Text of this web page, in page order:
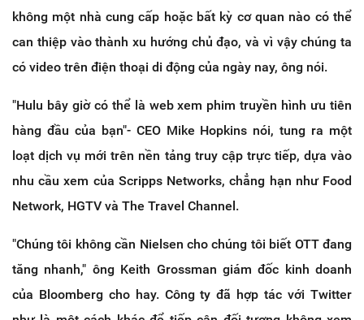
không một nhà cung cấp hoặc bất kỳ cơ quan nào có thể
can thiệp vào thành xu hướng chủ đạo, và vì vậy chúng ta
có video trên điện thoại di động của ngày nay, ông nói.
"Hulu bây giờ có thể là web xem phim truyền hình ưu tiên
hàng đầu của bạn"- CEO Mike Hopkins nói, tung ra một
loạt dịch vụ mới trên nền tảng truy cập trực tiếp, dựa vào
nhu cầu xem của Scripps Networks, chẳng hạn như Food
Network, HGTV và The Travel Channel.
"Chúng tôi không cần Nielsen cho chúng tôi biết OTT đang
tăng nhanh," ông Keith Grossman giám đốc kinh doanh
của Bloomberg cho hay. Công ty đã hợp tác với Twitter